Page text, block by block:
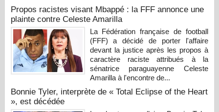
Propos racistes visant Mbappé : la FFF annonce une
plainte contre Celeste Amarilla
La Fédération française de football
(FFF) a décidé de porter l'affaire
devant la justice après les propos à
caractère raciste attribués à la
sénatrice paraguayenne Celeste
Amarilla à l'encontre de...
Bonnie Tyler, interprète de « Total Eclipse of the Heart
», est décédée